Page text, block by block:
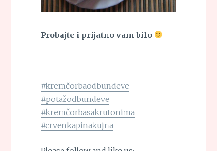
Probajte i prijatno vam bilo
#kremčorbaodbundeve
#potažodbundeve
#kremčorbasakrutonima
#crvenkapinakujna